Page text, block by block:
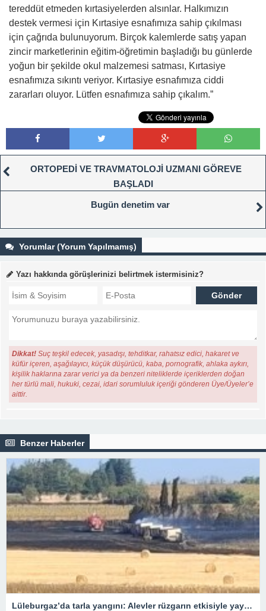
tereddüt etmeden kırtasiyelerden alsınlar. Halkımızın
destek vermesi için Kırtasiye esnafımıza sahip çıkılması
için çağrıda bulunuyorum. Birçok kalemlerde satış yapan
zincir marketlerinin eğitim-öğretimin başladığı bu günlerde
yoğun bir şekilde okul malzemesi satması, Kırtasiye
esnafımıza sıkıntı veriyor. Kırtasiye esnafımıza ciddi
zararları oluyor. Lütfen esnafımıza sahip çıkalım.”
ORTOPEDİ VE TRAVMATOLOJİ UZMANI GÖREVE
BAŞLADI
Bugün denetim var
Yorumlar (Yorum Yapılmamış)
Yazı hakkında görüşlerinizi belirtmek istermisiniz?
Dikkat! Suç teşkil edecek, yasadışı, tehditkar, rahatsız edici, hakaret ve
küfür içeren, aşağılayıcı, küçük düşürücü, kaba, pornografik, ahlaka aykırı,
kişilik haklarına zarar verici ya da benzeri niteliklerde içeriklerden doğan
her türlü mali, hukuki, cezai, idari sorumluluk içeriği gönderen Üye/Üyeler’e
aittir.
Benzer Haberler
Lüleburgaz’da tarla yangını: Alevler rüzgarın etkisiyle yayıldı